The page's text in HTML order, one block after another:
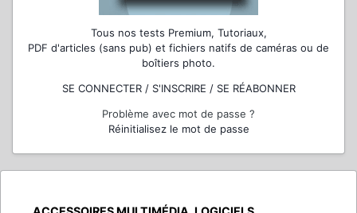
Tous nos tests Premium, Tutoriaux,
PDF d'articles (sans pub) et fichiers natifs de caméras ou de
boîtiers photo.
SE CONNECTER / S'INSCRIRE / SE RÉABONNER
Problème avec mot de passe ?
Réinitialisez le mot de passe